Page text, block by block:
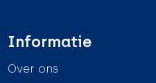
Informatie
Over ons